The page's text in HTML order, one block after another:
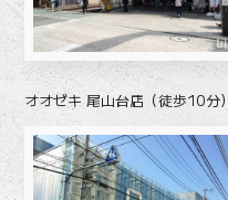
オオゼキ 尾山台店（徒歩10分）